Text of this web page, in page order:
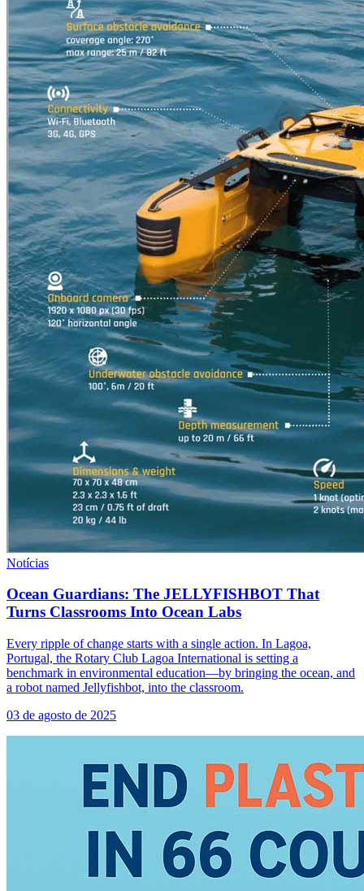
Notícias
Ocean Guardians: The JELLYFISHBOT That
Turns Classrooms Into Ocean Labs
Every ripple of change starts with a single action. In Lagoa,
Portugal, the Rotary Club Lagoa International is setting a
benchmark in environmental education—by bringing the ocean, and
a robot named Jellyfishbot, into the classroom.
03 de agosto de 2025